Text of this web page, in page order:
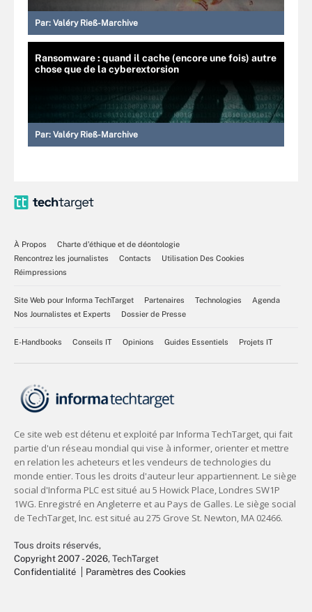
Par: Valéry Rieß-Marchive
Ransomware : quand il cache (encore une fois) autre
chose que de la cyberextorsion
Par: Valéry Rieß-Marchive
À Propos
Charte d’éthique et de déontologie
Rencontrez les journalistes
Contacts
Utilisation Des Cookies
Réimpressions
Site Web pour Informa TechTarget Partenaires Technologies
Agenda
Nos Journalistes et Experts
Dossier de Presse
E-Handbooks Conseils IT Opinions Guides Essentiels Projets IT
Tous droits réservés,
Copyright 2007 - 2026, TechTarget
Confidentialité
Paramètres des Cookies